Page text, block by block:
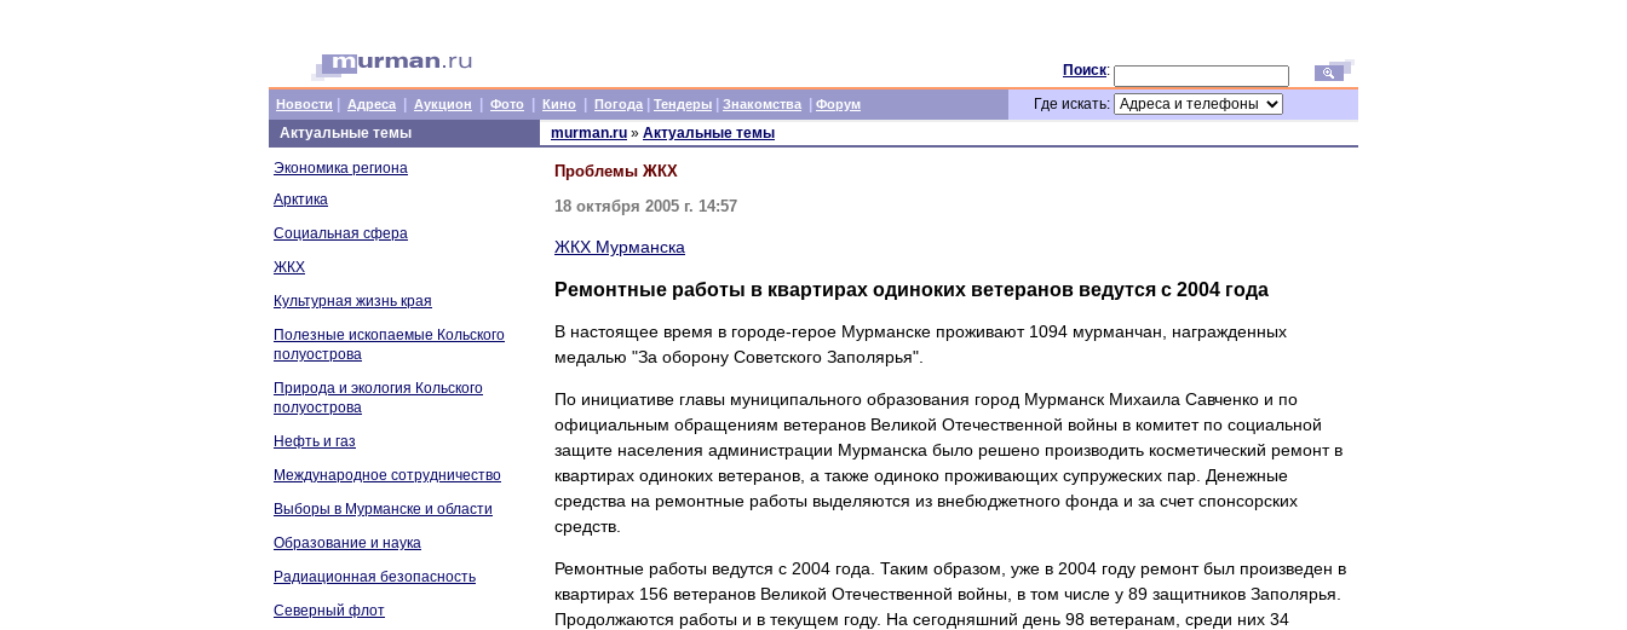
Поиск:
Новости Адреса Аукцион Фото Кино Погода Тендеры Знакомства Форум
Где искать:
Актуальные темы
Экономика региона
Арктика
Социальная сфера
ЖКХ
Культурная жизнь края
Полезные ископаемые Кольского
полуострова
Природа и экология Кольского
полуострова
Нефть и газ
Международное сотрудничество
Выборы в Мурманске и области
Образование и наука
Радиационная безопасность
Северный флот
murman.ru » Актуальные темы
Проблемы ЖКХ
18 октября 2005 г. 14:57
ЖКХ Мурманска
Ремонтные работы в квартирах одиноких ветеранов ведутся с 2004 года
В настоящее время в городе-герое Мурманске проживают 1094 мурманчан, награжденных
медалью "За оборону Советского Заполярья".
По инициативе главы муниципального образования город Мурманск Михаила Савченко и по
официальным обращениям ветеранов Великой Отечественной войны в комитет по социальной
защите населения администрации Мурманска было решено производить косметический ремонт в
квартирах одиноких ветеранов, а также одиноко проживающих супружеских пар. Денежные
средства на ремонтные работы выделяются из внебюджетного фонда и за счет спонсорских
средств.
Ремонтные работы ведутся с 2004 года. Таким образом, уже в 2004 году ремонт был произведен в
квартирах 156 ветеранов Великой Отечественной войны, в том числе у 89 защитников Заполярья.
Продолжаются работы и в текущем году. На сегодняшний день 98 ветеранам, среди них 34